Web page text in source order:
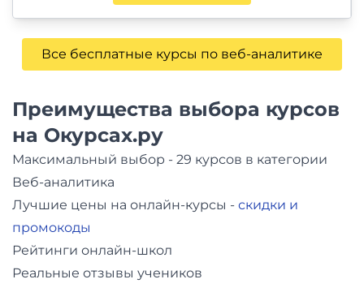
Все бесплатные курсы по веб-аналитике
Преимущества выбора курсов
на Окурсах.ру
Максимальный выбор - 29 курсов в категории
Веб-аналитика
Лучшие цены на онлайн-курсы - скидки и
промокоды
Рейтинги онлайн-школ
Реальные отзывы учеников